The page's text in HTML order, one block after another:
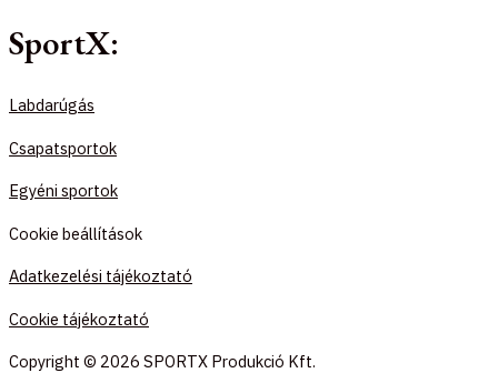
SportX:
Labdarúgás
Csapatsportok
Egyéni sportok
Cookie beállítások
Adatkezelési tájékoztató
Cookie tájékoztató
Copyright © 2026 SPORTX Produkció Kft.